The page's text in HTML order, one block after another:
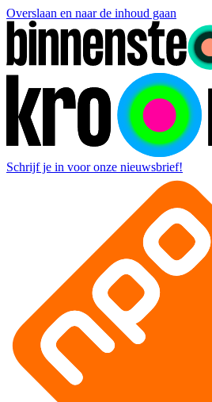
Overslaan en naar de inhoud gaan
Schrijf je in voor onze nieuwsbrief!